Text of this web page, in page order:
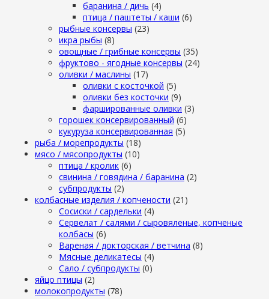
баранина / дичь (4)
птица / паштеты / каши (6)
рыбные консервы (23)
икра рыбы (8)
овощные / грибные консервы (35)
фруктово - ягодные консервы (24)
оливки / маслины (17)
оливки с косточкой (5)
оливки без косточки (9)
фаршированные оливки (3)
горошек консервированный (6)
кукуруза консервированная (5)
рыба / морепродукты (18)
мясо / мясопродукты (10)
птица / кролик (6)
свинина / говядина / баранина (2)
субпродукты (2)
колбасные изделия / копчености (21)
Сосиски / сардельки (4)
Сервелат / салями / сыровяленые, копченые
колбасы (6)
Вареная / докторская / ветчина (8)
Мясные деликатесы (4)
Сало / субпродукты (0)
яйцо птицы (2)
молокопродукты (78)